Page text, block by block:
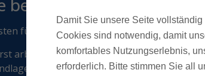
bei uns einfach und
fünf Wochen durchläufst du eine
arbeitest du eng mit einem erfahrenen
zu lernen.
Damit Sie unsere Seite
Cookies sind notwendig, damit
komfortables Nutzungserlebnis,
erforderlich. Bitte stimmen Sie all